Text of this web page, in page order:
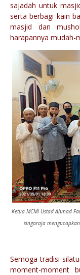
sajadah untuk
serta berbagi kain
masjid dan
harapannya mudah-
Ketua MCMI Ustad Ahmad
singaraja
Semoga tradisi
moment-moment